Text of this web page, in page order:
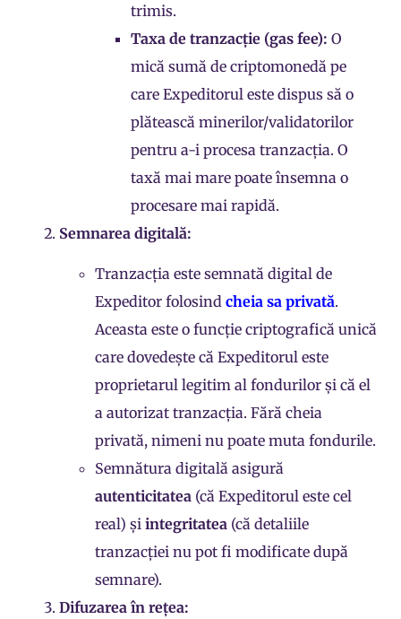
trimis.
Taxa de tranzacție (gas fee): O
mică sumă de criptomonedă pe
care Expeditorul este dispus să o
plătească minerilor/validatorilor
pentru a-i procesa tranzacția. O
taxă mai mare poate însemna o
procesare mai rapidă.
Semnarea digitală:
Tranzacția este semnată digital de
Expeditor folosind cheia sa privată.
Aceasta este o funcție criptografică unică
care dovedește că Expeditorul este
proprietarul legitim al fondurilor și că el
a autorizat tranzacția. Fără cheia
privată, nimeni nu poate muta fondurile.
Semnătura digitală asigură
autenticitatea (că Expeditorul este cel
real) și integritatea (că detaliile
tranzacției nu pot fi modificate după
semnare).
Difuzarea în rețea: